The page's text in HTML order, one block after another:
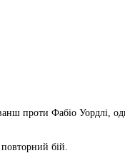
проти Фабіо Уордлі,
бій.